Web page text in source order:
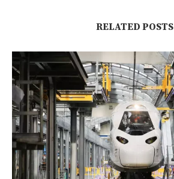
RELATED POSTS